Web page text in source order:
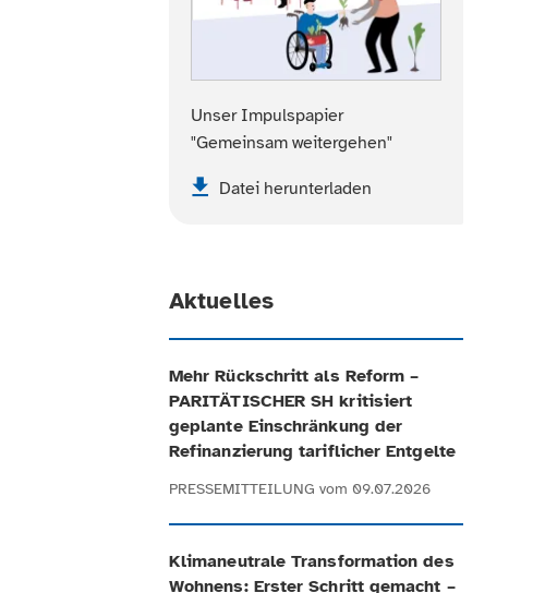
Unser Impulspapier
"Gemeinsam weitergehen"
Datei herunterladen
Aktuelles
Mehr Rückschritt als Reform –
PARITÄTISCHER SH kritisiert
geplante Einschränkung der
Refinanzierung tariflicher Entgelte
PRESSEMITTEILUNG vom 09.07.2026
Klimaneutrale Transformation des
Wohnens: Erster Schritt gemacht –